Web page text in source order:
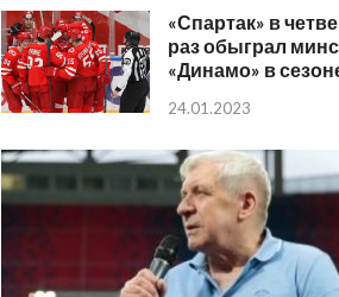
«Спартак» в
раз обыграл
«Динамо» в
24.01.2023